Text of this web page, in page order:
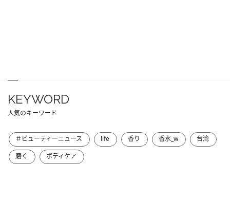
KEYWORD
人気のキーワード
＃ビューティーニュース life 香り 香水_w
台湾
磨く
ボディケア